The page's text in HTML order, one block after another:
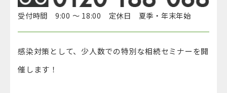
受付時間 9:00 ～ 18:00 定休日 夏季・年末年始
感染対策として、少人数での特別な相続セミナーを開
催します！